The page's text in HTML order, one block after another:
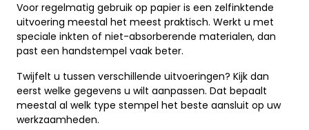
Voor regelmatig gebruik op papier is een zelfinktende
uitvoering meestal het meest praktisch. Werkt u met
speciale inkten of niet-absorberende materialen, dan
past een handstempel vaak beter.
Twijfelt u tussen verschillende uitvoeringen? Kijk dan
eerst welke gegevens u wilt aanpassen. Dat bepaalt
meestal al welk type stempel het beste aansluit op uw
werkzaamheden.